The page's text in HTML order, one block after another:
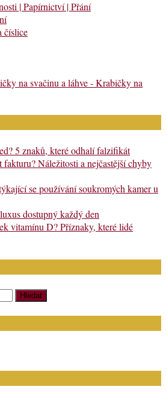
| Papírnictví | Přání
číslice
na svačinu a láhve - Krabičky na
5 znaků, které odhalí falzifikát
fakturu? Náležitosti a nejčastější chyby
se používání soukromých kamer u
dostupný každý den
vitamínu D? Příznaky, které lidé